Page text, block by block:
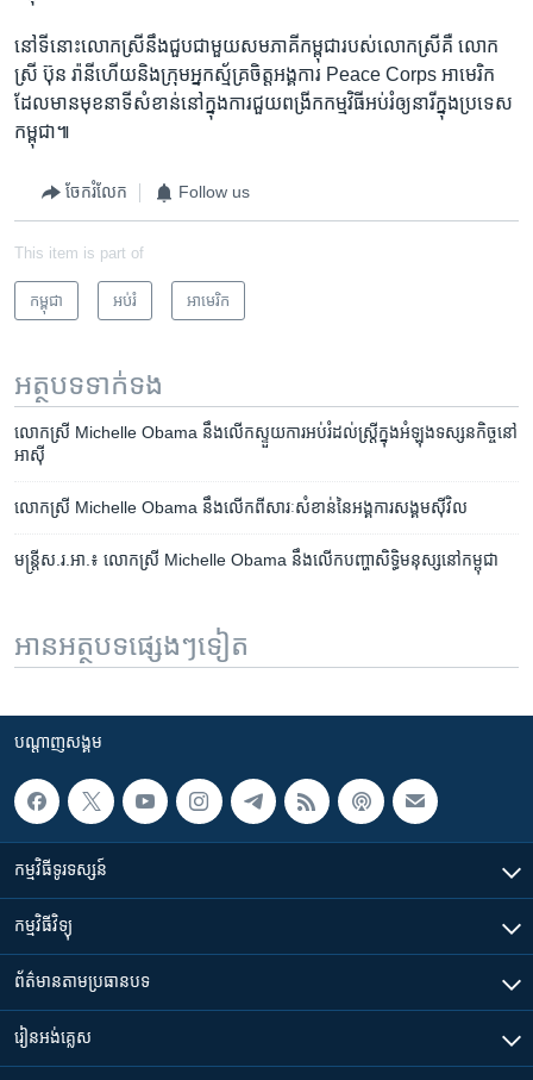
នៅ​ទី​នោះ​លោក​ស្រី​នឹង​ជួប​ជា​មួយ​សមភាគី​កម្ពុជា​របស់​លោក​ស្រី​គឺ​ លោក​
ស្រី​ ប៊ុន​ រ៉ានីហើយ​និង​ក្រុម​អ្នក​ស្ម័គ្រចិត្ត​អង្គការ​ Peace Corps​ អាមេរិក​
ដែល​មាន​មុខ​នាទី​សំខាន់​នៅ​ក្នុង​ការ​ជួយ​ពង្រីក​កម្មវិធី​អប់រំ​ឲ្យ​នារី​ក្នុង​ប្រទេស​
កម្ពុជា៕
ចែករំលែក Follow us
This item is part of
កម្ពុជា អប់រំ អាមេរិក​
អត្ថបទ​ទាក់ទង
លោកស្រី Michelle Obama នឹង​លើក​ស្ទួយ​ការ​អប់រំ​ដល់​ស្ត្រី​ក្នុង​អំឡុង​ទស្សនកិច្ច​នៅ​
អាស៊ី
លោកស្រី Michelle Obama នឹង​លើក​ពី​សារៈសំខាន់​នៃ​អង្គការ​សង្គម​ស៊ីវិល
មន្ត្រី​ស.រ.អា.៖ លោកស្រី Michelle Obama នឹង​លើក​បញ្ហា​សិទ្ធិ​មនុស្ស​នៅ​កម្ពុជា
អានអត្ថបទផ្សេងៗទៀត
បណ្តាញ​សង្គម
កម្មវិធី​ទូរទស្សន៍
កម្មវិធី​វិទ្យុ
ព័ត៌មាន​តាមប្រធានបទ​
រៀន​​អង់គ្លេស